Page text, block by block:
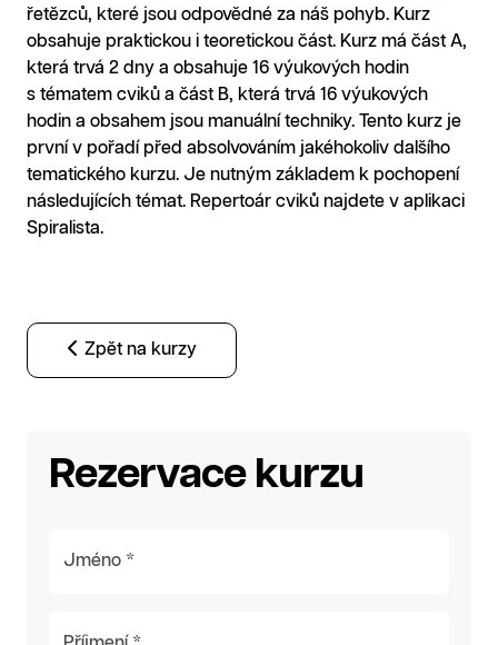
řetězců, které jsou odpovědné za náš pohyb. Kurz
obsahuje praktickou i teoretickou část. Kurz má část A,
která trvá 2 dny a obsahuje 16 výukových hodin
s tématem cviků a část B, která trvá 16 výukových
hodin a obsahem jsou manuální techniky. Tento kurz je
první v pořadí před absolvováním jakéhokoliv dalšího
tematického kurzu. Je nutným základem k pochopení
následujících témat. Repertoár cviků najdete v aplikaci
Spiralista.
Zpět na kurzy
Rezervace kurzu
Jméno *